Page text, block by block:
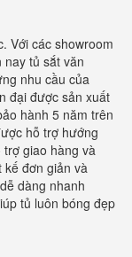
Với các showroom
tủ sắt văn
nhu cầu của
đại được sản xuất
hành 5 năm trên
hỗ trợ hướng
giao hàng và
kế đơn giản và
dàng nhanh
tủ luôn bóng đẹp